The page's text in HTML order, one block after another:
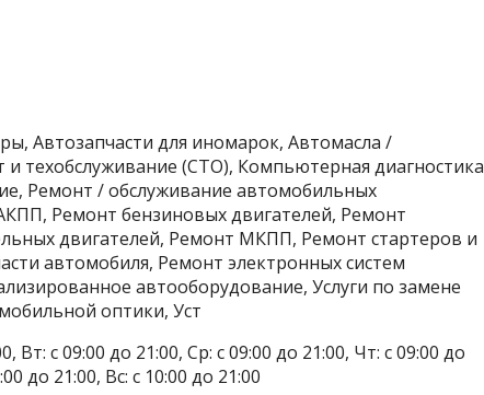
Автозапчасти для иномарок, Автомасла /
техобслуживание (СТО), Компьютерная диагностика
Ремонт / обслуживание автомобильных
Ремонт бензиновых двигателей, Ремонт
двигателей, Ремонт МКПП, Ремонт стартеров и
автомобиля, Ремонт электронных систем
автооборудование, Услуги по замене
оптики, Уст
Вт: с 09:00 до 21:00, Ср: с 09:00 до 21:00, Чт: с 09:00 до
до 21:00, Вс: с 10:00 до 21:00